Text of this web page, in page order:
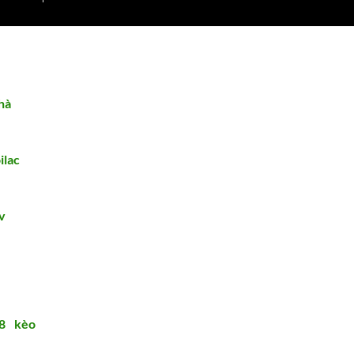
kèo